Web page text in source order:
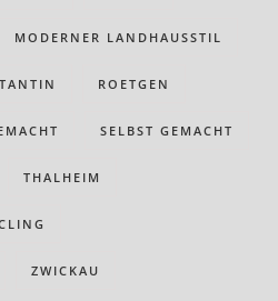
MODERNER LANDHAUSSTIL
ROETGEN
SELBST GEMACHT
THALHEIM
ZWICKAU